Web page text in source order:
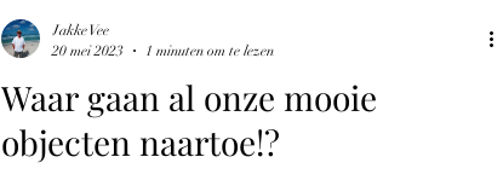
Waar gaan al onze mooie
objecten naartoe!?
Jakke Vee
20 mei 2023
1 minuten om te lezen